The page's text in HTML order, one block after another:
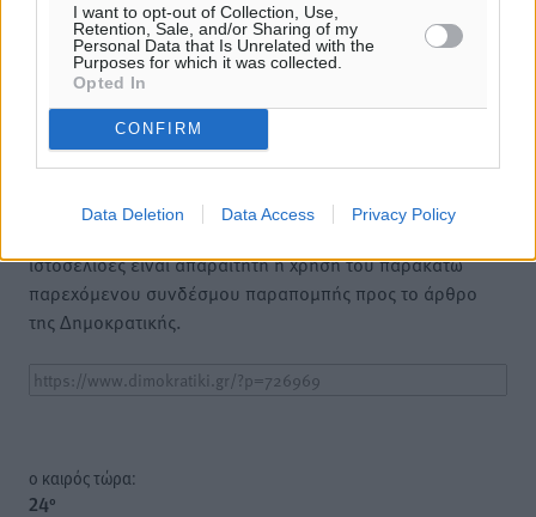
I want to opt-out of Collection, Use,
Retention, Sale, and/or Sharing of my
Personal Data that Is Unrelated with the
Purposes for which it was collected.
Opted In
CONFIRM
Data Deletion Data Access Privacy Policy
Υπενθύμιση:
ιστοσελίδες είναι απαραίτητη η χρήση του παρακάτω
παρεχόμενου συνδέσμου παραπομπής προς το άρθρο
της Δημοκρατικής.
o καιρός τώρα:
24°